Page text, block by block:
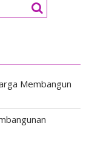
Membangun